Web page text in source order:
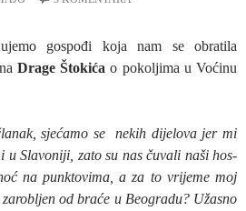
gospođi koja nam se obratila
Drage Štokića o pokoljima u Voćinu
sjećamo se nekih dijelova jer mi
u Slavoniji, zato su nas čuvali naši hos-
na punktovima, a za to vrijeme moj
od braće u Beogradu? Užasno